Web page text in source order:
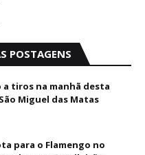
POSTAGENS
a tiros na manhã desta
Miguel das Matas
para o Flamengo no